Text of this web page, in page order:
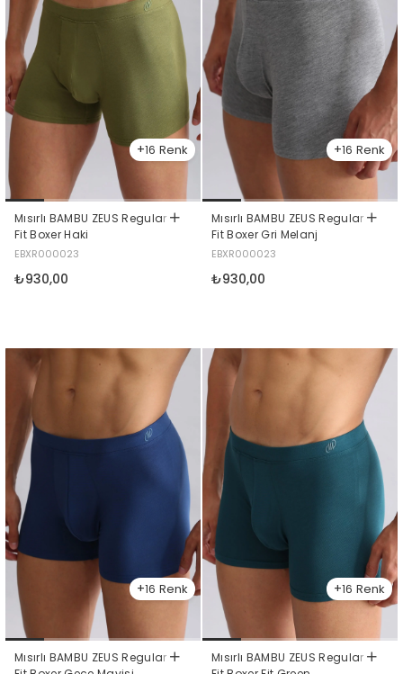
16
Mısırlı BAMBU ZEUS Regular
Fit Boxer Haki
EBXR000023
₺930,00
16
Mısırlı BAMBU ZEUS Regular
Fit Boxer Gri Melanj
EBXR000023
₺930,00
16
Mısırlı BAMBU ZEUS Regular
16
Mısırlı BAMBU ZEUS Regular